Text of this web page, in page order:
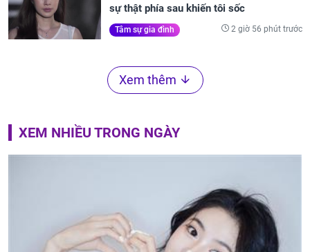
sự thật phía sau khiến tôi sốc
Tâm sự gia đình 2 giờ 56 phút trước
Xem thêm
XEM NHIỀU TRONG NGÀY